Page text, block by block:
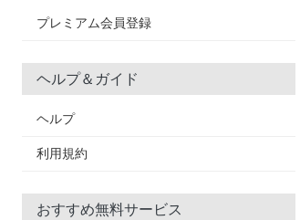
プレミアム会員登録
ヘルプ＆ガイド
ヘルプ
利用規約
おすすめ無料サービス